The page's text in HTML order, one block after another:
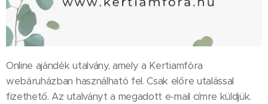
Online ajándék utalvány, amely a Kertiamfóra
webáruházban használható fel. Csak előre utalással
fizethető. Az utalványt a megadott e-mail címre küldjük.